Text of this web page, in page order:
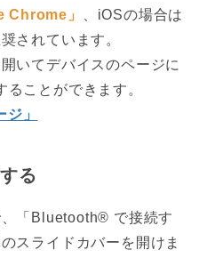
Chrome」
、iOSの場合は
されています。
いてデバイスのページに
ことができます。
」
る
「Bluetooth®︎ で接続す
スライドカバーを開けま